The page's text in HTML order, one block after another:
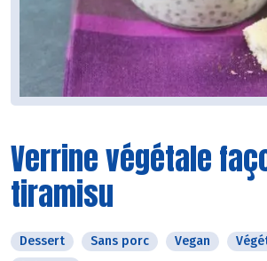
Verrine végétale
tiramisu
Dessert Sans porc Vegan